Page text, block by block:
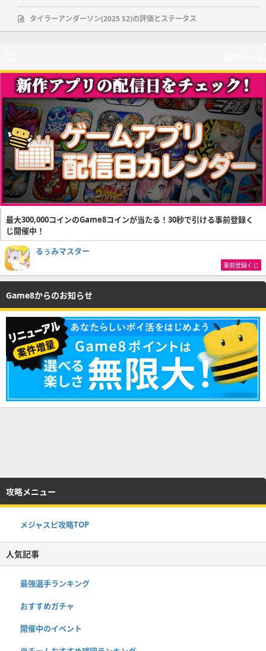
タイラーアンダーソン(2025 S2)の評価とステータス
最大300,000コインのGame8コインが当たる！30秒で引ける事前登録く
じ開催中！
るぅみマスター
事前登録くじ
Game8からのお知らせ
攻略メニュー
メジャスピ攻略TOP
人気記事
最強選手ランキング
おすすめガチャ
開催中のイベント